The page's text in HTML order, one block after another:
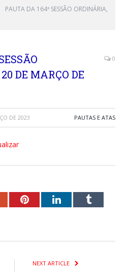
PAUTA DA 164ª SESSÃO ORDINÁRIA,
DE MARÇO DE
0
DE 2023 PAUTAS E ATAS
PinterestLinkedInTumblr
NEXT ARTICLE